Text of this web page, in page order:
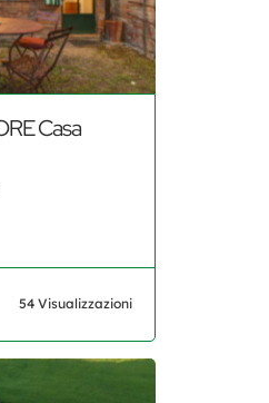
Casa
54 Visualizzazioni